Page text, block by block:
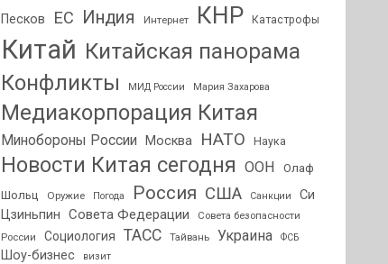
Песков ЕС Индия Интернет КНР Катастрофы
Китай Китайская панорама
Конфликты
МИД России Мария Захарова
Медиакорпорация Китая
Минобороны России Москва НАТО Наука
Новости Китая сегодня ООН
Олаф
Шольц
Оружие Погода Россия США Санкции
Си
Цзиньпин
Совета Федерации
Совета безопасности
России
Социология ТАСС Тайвань Украина ФСБ
Шоу-бизнес визит